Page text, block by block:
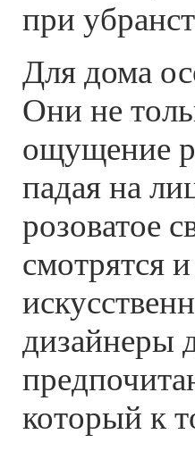
при
Для дома
Они не
ощущение
падая на
розоватое
смотрятся
дизайнеры
который к